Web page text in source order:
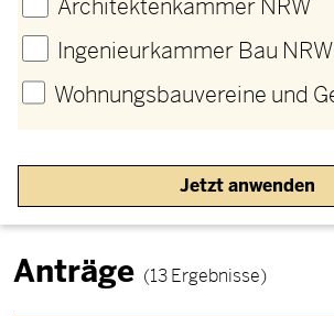
Architektenkammer NRW
Ingenieurkammer Bau NRW
Jetzt anwenden
Anträge (13 Ergebnisse)